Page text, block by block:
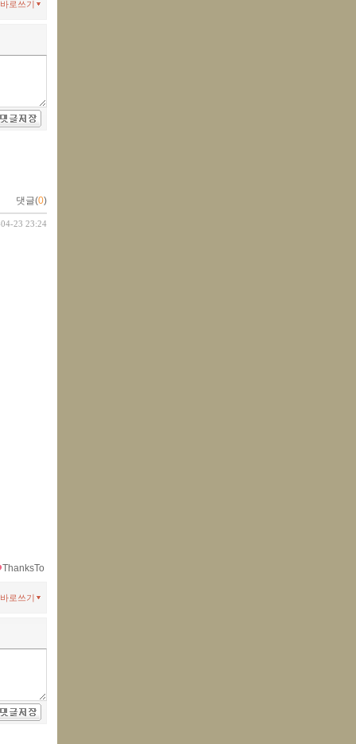
로쓰기
댓글(0)
23 23:24
ThanksTo
로쓰기